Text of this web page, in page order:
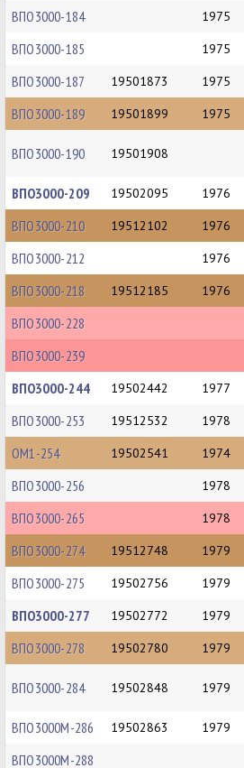
ВПО3000-184 1975
ВПО3000-185 1975
ВПО3000-187 19501873 1975
ВПО3000-189 19501899 1975
ВПО3000-190 19501908
ВПО3000-209 19502095 1976
ВПО3000-210 19512102 1976
ВПО3000-212 1976
ВПО3000-218 19512185 1976
ВПО3000-228
ВПО3000-239
ВПО3000-244 19502442 1977
ВПО3000-253 19512532 1978
ОМ1-254 19502541 1974
ВПО3000-256 1978
ВПО3000-265 1978
ВПО3000-274 19512748 1979
ВПО3000-275 19502756 1979
ВПО3000-277 19502772 1979
ВПО3000-278 19502780 1979
ВПО3000-284 19502848 1979
ВПО3000М-286 19502863 1979
ВПО3000М-288